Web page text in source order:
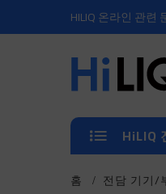
HILIQ 온라인 관련
HiLIQ
홈 전담 기기/